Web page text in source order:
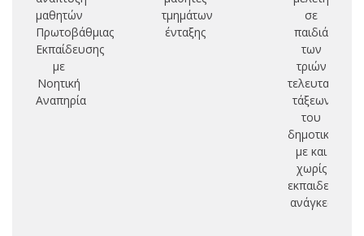
μαθητών
Πρωτοβάθμιας
Εκπαίδευσης
με
Νοητική
Αναπηρία
τμημάτων
ένταξης
σε
παιδιά
των
τριών
τελευταίων
τάξεων
του
δημοτικού
με και
χωρίς
εκπαιδευτικές
ανάγκες